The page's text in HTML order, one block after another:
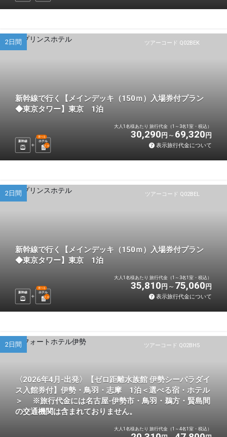
ツアーコード Q02BEK
2日間
新幹線で行く【メインデッキ（150ｍ）入場券付プラン
◆東京タワー】東京 1泊
新幹線 ホテル
選べる
1 泊
大人1名様あたり 旅行代金（1～3名1室・税込）
30,290 円 69,320 円
表示旅行代金について
ツアーコード Q02BEL
2日間
新幹線で行く【メインデッキ（150ｍ）入場券付プラン
◆東京タワー】東京 1泊
新幹線 ホテル
選べる
1 泊
大人1名様あたり 旅行代金（1～3名1室・税込）
35,810 円 75,060 円
表示旅行代金について
ツアーコード Q02BH5
2日間
〈2026年4月-出発〉【ゼロ距離水族館 伊勢シーパラダイ
ス入館券付】伊勢・鳥羽・志摩 1泊＜選べる宿・ホテル
＞ ※旅行代金には名古屋-伊勢市・鳥羽・鵜方・賢島間
の交通機関は含まれておりません。
大人1名様あたり 旅行代金（1～4名1室・税込）